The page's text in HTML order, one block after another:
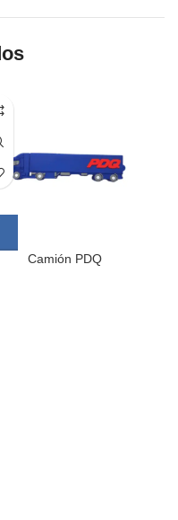
Camión PDQ